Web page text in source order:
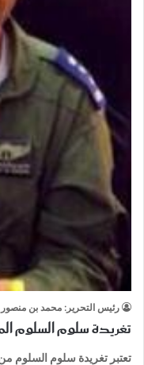
رئيس التحرير: محمد بن منصور
تغريدة سلوم السلوم
تعتبر تغريدة سلوم السلوم